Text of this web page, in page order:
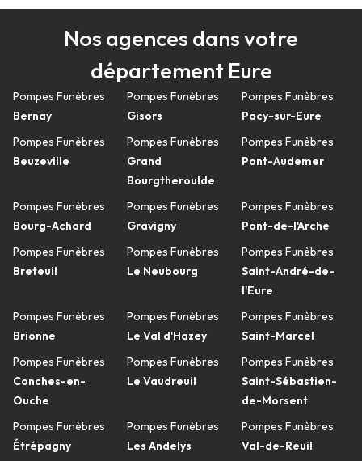
Nos agences dans votre
département Eure
Pompes Funèbres
Bernay
Pompes Funèbres
Beuzeville
Pompes Funèbres
Bourg-Achard
Pompes Funèbres
Breteuil
Pompes Funèbres
Brionne
Pompes Funèbres
Conches-en-
Ouche
Pompes Funèbres
Étrépagny
Pompes Funèbres
Gisors
Pompes Funèbres
Grand
Bourgtheroulde
Pompes Funèbres
Gravigny
Pompes Funèbres
Le Neubourg
Pompes Funèbres
Le Val d'Hazey
Pompes Funèbres
Le Vaudreuil
Pompes Funèbres
Les Andelys
Pompes Funèbres
Pacy-sur-Eure
Pompes Funèbres
Pont-Audemer
Pompes Funèbres
Pont-de-l'Arche
Pompes Funèbres
Saint-André-de-
l'Eure
Pompes Funèbres
Saint-Marcel
Pompes Funèbres
Saint-Sébastien-
de-Morsent
Pompes Funèbres
Val-de-Reuil